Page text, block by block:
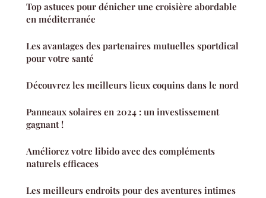
Top astuces pour dénicher une croisière abordable
en méditerranée
Les avantages des partenaires mutuelles sportdical
pour votre santé
Découvrez les meilleurs lieux coquins dans le nord
Panneaux solaires en 2024 : un investissement
gagnant !
Améliorez votre libido avec des compléments
naturels efficaces
Les meilleurs endroits pour des aventures intimes